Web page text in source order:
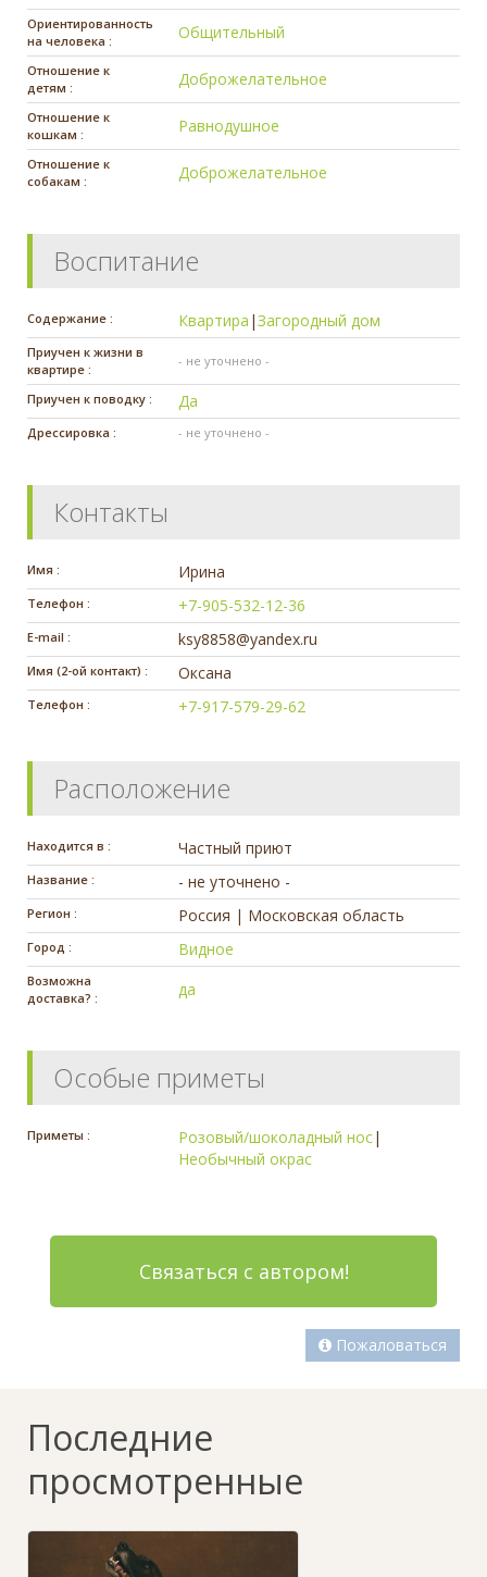
Ориентированность
на человека :
Общительный
Отношение к
детям :
Доброжелательное
Отношение к
кошкам :
Равнодушное
Отношение к
собакам :
Доброжелательное
Воспитание
Содержание : Квартира |Загородный дом
Приучен к жизни в
квартире :
- не уточнено -
Приучен к поводку : Да
Дрессировка : - не уточнено -
Контакты
Имя : Ирина
Телефон : +7-905-532-12-36
E-mail : ksy8858@yandex.ru
Имя (2-ой контакт) : Оксана
Телефон : +7-917-579-29-62
Расположение
Находится в : Частный приют
Название : - не уточнено -
Регион : Россия | Московская область
Город : Видное
Возможна
доставка? :
да
Особые приметы
Приметы : Розовый/шоколадный нос|
Необычный окрас
Связаться с автором!
Пожаловаться
Последние
просмотренные